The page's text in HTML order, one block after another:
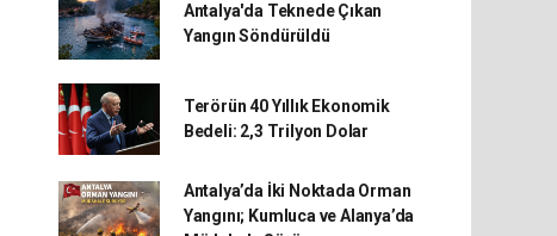
Antalya'da Teknede Çıkan
Yangın Söndürüldü
Terörün 40 Yıllık Ekonomik
Bedeli: 2,3 Trilyon Dolar
Antalya’da İki Noktada Orman
Yangını; Kumluca ve Alanya’da